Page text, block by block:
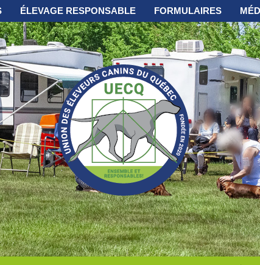
ÉLEVAGE RESPONSABLE FORMULAIRES